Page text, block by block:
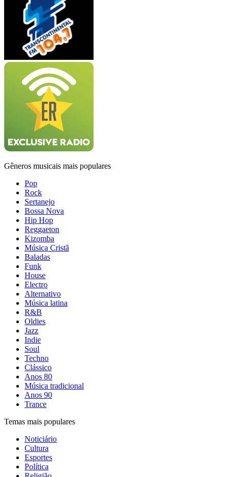
Gêneros musicais mais populares
Pop
Rock
Sertanejo
Bossa Nova
Hip Hop
Reggaeton
Kizomba
Música Cristã
Baladas
Funk
House
Electro
Alternativo
Música latina
R&B
Oldies
Jazz
Indie
Soul
Techno
Clássico
Anos 80
Música tradicional
Anos 90
Trance
Temas mais populares
Noticiário
Cultura
Esportes
Política